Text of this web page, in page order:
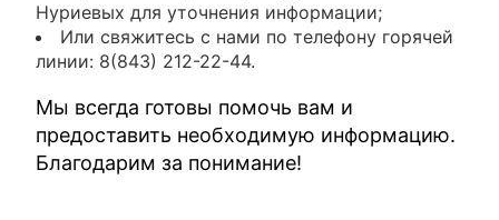
Нуриевых для уточнения информации;
Или свяжитесь с нами по телефону горячей
линии: 8(843) 212-22-44.
Мы всегда готовы помочь вам и
предоставить необходимую информацию.
Благодарим за понимание!